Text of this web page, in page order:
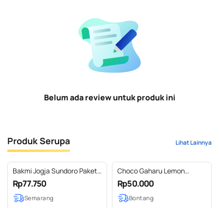
Belum ada review untuk produk ini
Produk Serupa Lihat Lainnya
Bakmi Jogja Sundoro Paket
hampers B
Rp77.750
Semarang
Choco Gaharu Lemon
Cookies @kemasan Toples
Rp50.000
Bontang